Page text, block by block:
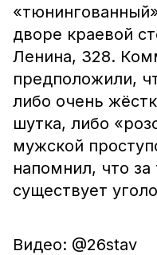
дворе краевой
Ленина, 328.
предположили,
либо очень
шутка, либо
мужской
напомнил, что за
существует
Видео: @26stav